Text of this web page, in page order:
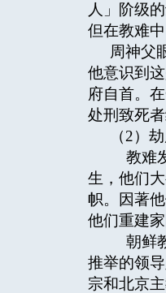
人」阶级
但在教难
周神父
他意识到
府自首。
处刑致死者
（2）
教难
生，他们
帜。因著
他们重建
朝鲜
推举的领
宗和北京